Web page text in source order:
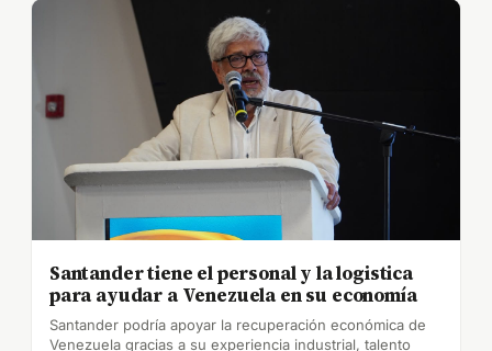
Santander tiene el personal y la logistica
para ayudar a Venezuela en su economía
Santander podría apoyar la recuperación económica de
Venezuela gracias a su experiencia industrial, talento